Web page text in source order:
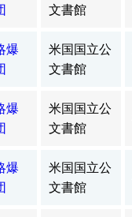
文書館
爆
米国国立公
文書館
爆
米国国立公
文書館
爆
米国国立公
文書館